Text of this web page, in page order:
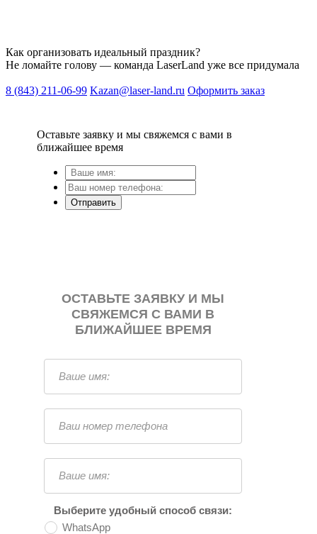
Как организовать идеальный праздник?
Не ломайте голову — команда LaserLand уже все придумала
8 (843) 211-06-99 Kazan@laser-land.ru Оформить заказ
Оставьте заявку и мы свяжемся с вами в
ближайшее время
Отправить